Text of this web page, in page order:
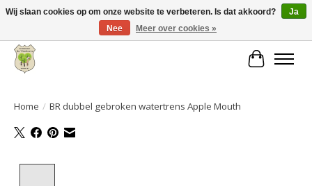
Grote keuze aan producten en snelle verzending!
Home / BR dubbel gebroken watertrens Apple Mouth
Wij slaan cookies op om onze website te verbeteren. Is dat akkoord?
Ja
Nee
Meer over cookies »